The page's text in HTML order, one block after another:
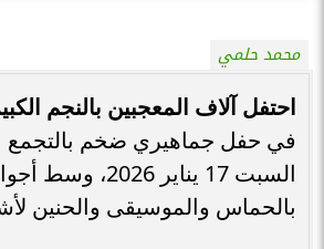
محمد حلمي
احتفل آلاف المعجبين بالنجم
في حفل جماهيري ضخم بالتجمع
السبت 17 يناير 2026،
بالحماس والموسيقى والحنين